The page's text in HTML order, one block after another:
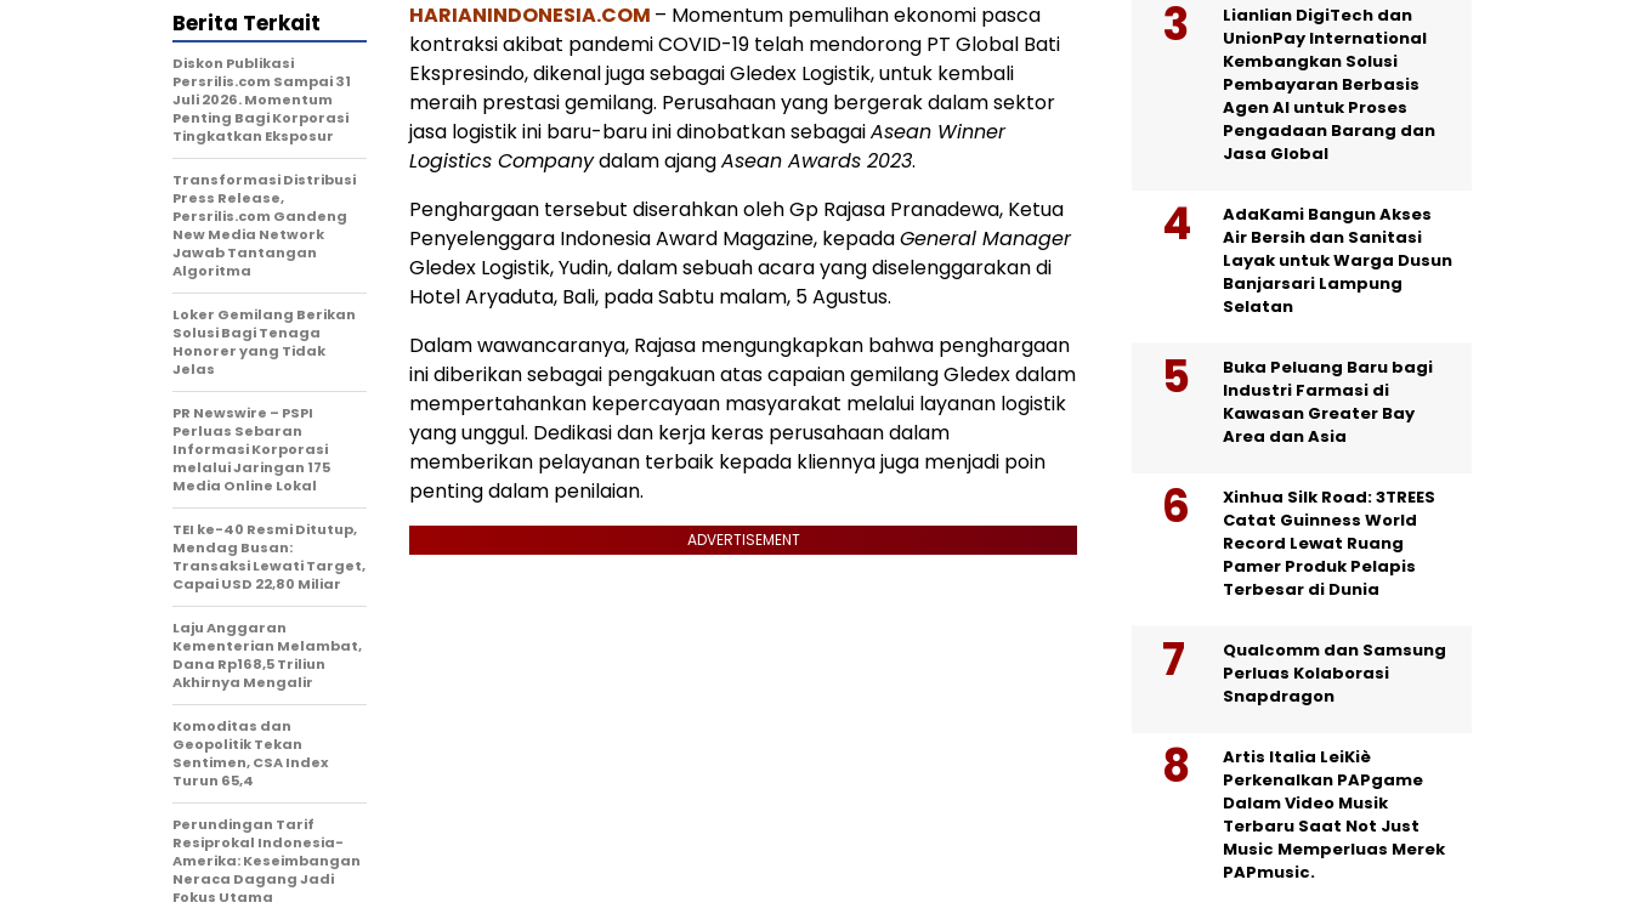
HARIANINDONESIA.COM – Momentum pemulihan ekonomi pasca
kontraksi akibat pandemi COVID-19 telah mendorong PT Global Bati
Ekspresindo, dikenal juga sebagai Gledex Logistik, untuk kembali
meraih prestasi gemilang. Perusahaan yang bergerak dalam sektor
jasa logistik ini baru-baru ini dinobatkan sebagaiAsean Winner
Logistics Companydalam ajangAsean Awards 2023.
Penghargaan tersebut diserahkan oleh Gp Rajasa Pranadewa, Ketua
Penyelenggara Indonesia Award Magazine, kepadaGeneral Manager
Gledex Logistik, Yudin, dalam sebuah acara yang diselenggarakan di
Hotel Aryaduta, Bali, pada Sabtu malam, 5 Agustus.
Dalam wawancaranya, Rajasa mengungkapkan bahwa penghargaan
ini diberikan sebagai pengakuan atas capaian gemilang Gledex dalam
mempertahankan kepercayaan masyarakat melalui layanan logistik
yang unggul. Dedikasi dan kerja keras perusahaan dalam
memberikan pelayanan terbaik kepada kliennya juga menjadi poin
penting dalam penilaian.
ADVERTISEMENT
Berita Terkait
Diskon Publikasi
Persrilis.com Sampai 31
Juli 2026. Momentum
Penting Bagi Korporasi
Tingkatkan Eksposur
Transformasi Distribusi
Press Release,
Persrilis.com Gandeng
New Media Network
Jawab Tantangan
Algoritma
Loker Gemilang Berikan
Solusi Bagi Tenaga
Honorer yang Tidak
Jelas
PR Newswire – PSPI
Perluas Sebaran
Informasi Korporasi
melalui Jaringan 175
Media Online Lokal
TEI ke-40 Resmi Ditutup,
Mendag Busan:
Transaksi Lewati Target,
Capai USD 22,80 Miliar
Laju Anggaran
Kementerian Melambat,
Dana Rp168,5 Triliun
Akhirnya Mengalir
Komoditas dan
Geopolitik Tekan
Sentimen, CSA Index
Turun 65,4
Perundingan Tarif
Resiprokal Indonesia-
Amerika: Keseimbangan
Neraca Dagang Jadi
Fokus Utama
Lianlian DigiTech dan
UnionPay International
Kembangkan Solusi
Pembayaran Berbasis
Agen AI untuk Proses
Pengadaan Barang dan
Jasa Global
AdaKami Bangun Akses
Air Bersih dan Sanitasi
Layak untuk Warga Dusun
Banjarsari Lampung
Selatan
Buka Peluang Baru bagi
Industri Farmasi di
Kawasan Greater Bay
Area dan Asia
Xinhua Silk Road: 3TREES
Catat Guinness World
Record Lewat Ruang
Pamer Produk Pelapis
Terbesar di Dunia
Qualcomm dan Samsung
Perluas Kolaborasi
Snapdragon
Artis Italia LeiKiè
Perkenalkan PAPgame
Dalam Video Musik
Terbaru Saat Not Just
Music Memperluas Merek
PAPmusic.